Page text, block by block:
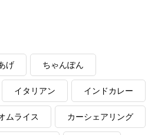
げ ちゃんぽん
イタリアン インドカレー
ムライス カーシェアリング